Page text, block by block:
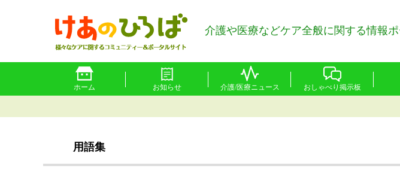
介護や医療などケア全般に関する情報ポ
ホーム お知らせ 介護/医療ニュース おしゃべり掲示板
用語集